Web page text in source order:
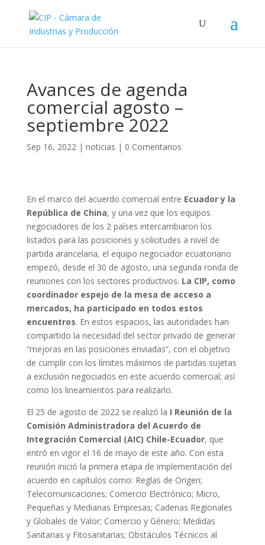
Avances de agenda
comercial agosto –
septiembre 2022
Sep 16, 2022| noticias | 0 Comentarios
En el marco del acuerdo comercial entre Ecuador y la
República de China, y una vez que los equipos
negociadores de los 2 países intercambiaron los
listados para las posiciones y solicitudes a nivel de
partida arancelaria, el equipo negociador ecuatoriano
empezó, desde el 30 de agosto, una segunda ronda de
reuniones con los sectores productivos. La CIP, como
coordinador espejo de la mesa de acceso a
mercados, ha participado en todos estos
encuentros. En estos espacios, las autoridades han
compartido la necesidad del sector privado de generar
“mejoras en las posiciones enviadas”, con el objetivo
de cumplir con los límites máximos de partidas sujetas
a exclusión negociados en este acuerdo comercial; así
como los lineamientos para realizarlo.
El 25 de agosto de 2022 se realizó la I Reunión de la
Comisión Administradora del Acuerdo de
Integración Comercial (AIC) Chile-Ecuador, que
entró en vigor el 16 de mayo de este año. Con esta
reunión inició la primera etapa de implementación del
acuerdo en capítulos como: Reglas de Origen;
Telecomunicaciones; Comercio Electrónico; Micro,
Pequeñas y Medianas Empresas; Cadenas Regionales
y Globales de Valor; Comercio y Género; Medidas
Sanitarias y Fitosanitarias; Obstáculos Técnicos al